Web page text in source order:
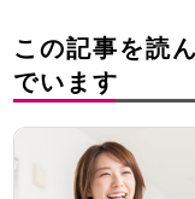
この記事を読
でいます